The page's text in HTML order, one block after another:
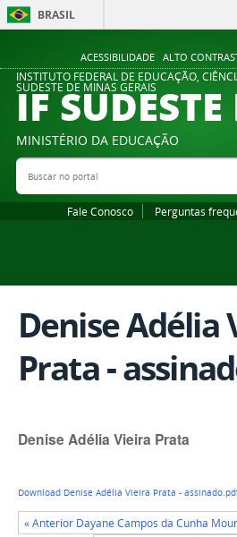
ACESSIBILIDADE ALTO
BRASIL
INSTITUTO FEDERAL DE EDUCAÇÃO,
SUDESTE DE MINAS GERAIS
IF
MINISTÉRIO DA EDUCAÇÃO
Buscar no portal
Fale Conosco Perguntas
Denise Adélia
Prata -
Denise Adélia Vieira Prata
Download Denise Adélia Vieira Prata -
« Anterior Dayane Campos da Cunha